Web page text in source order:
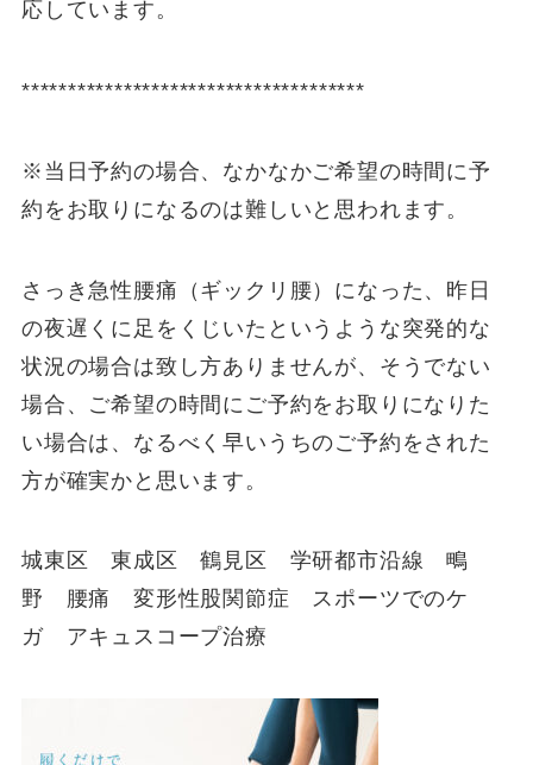
応しています。
*************************************
※ 当日予約の場合、なかなかご希望の時間に予
約をお取りになるのは難しいと思われます。
さっき急性腰痛（ギックリ腰）になった、昨日
の夜遅くに足をくじいたというような突発的な
状況の場合は致し方ありませんが、そうでない
場合、ご希望の時間にご予約をお取りになりた
い場合は、なるべく早いうちのご予約をされた
方が確実かと思います。
城東区 東成区 鶴見区 学研都市沿線 鴫
野 腰痛 変形性股関節症 スポーツでのケ
ガ アキュスコープ治療